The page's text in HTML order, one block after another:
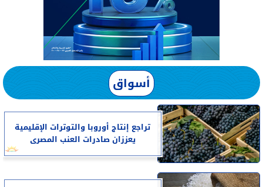
أسواق
تراجع إنتاج أوروبا والتوترات الإقليمية
يعززان صادرات العنب المصرى